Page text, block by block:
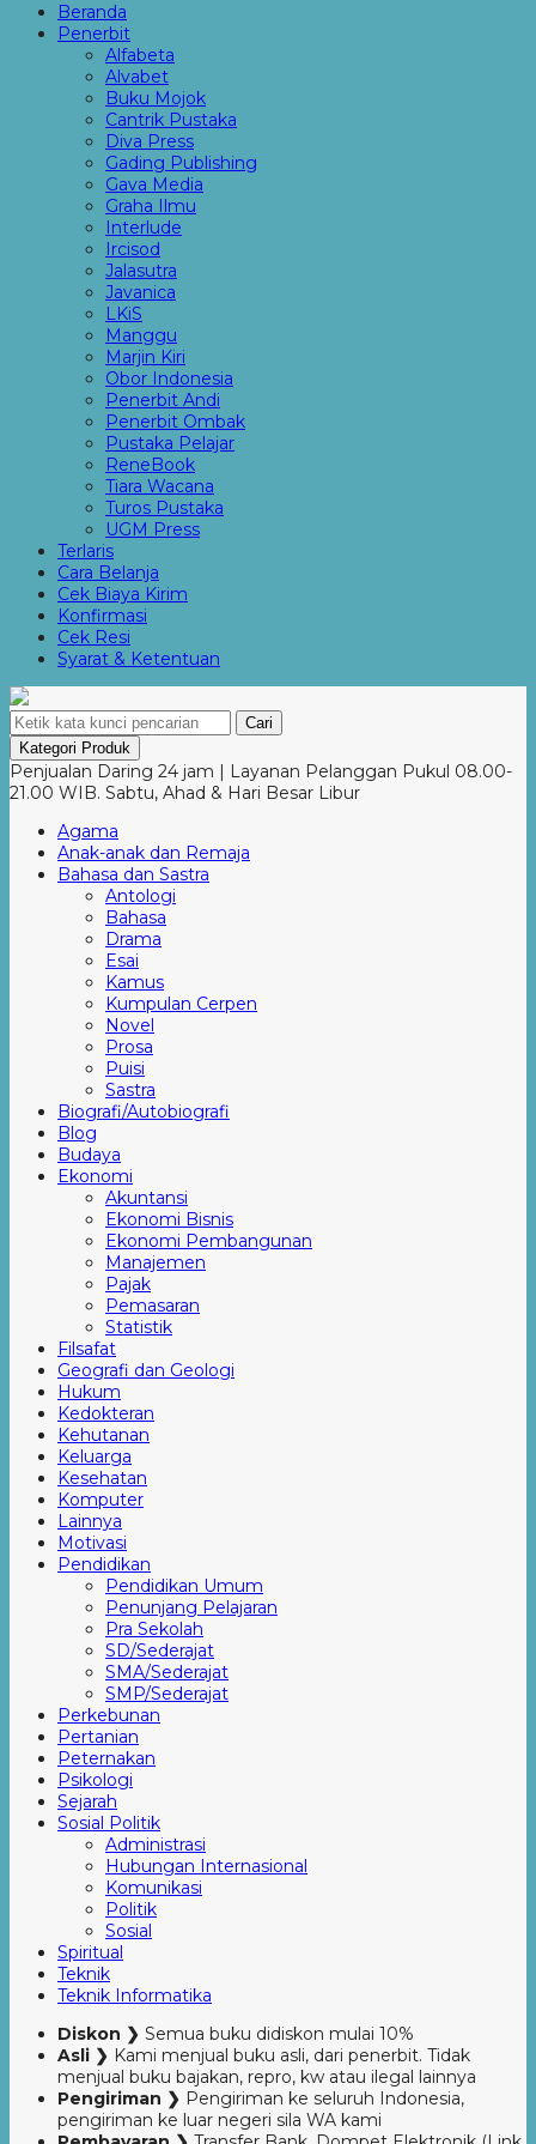
Beranda
Penerbit
Alfabeta
Alvabet
Buku Mojok
Cantrik Pustaka
Diva Press
Gading Publishing
Gava Media
Graha Ilmu
Interlude
Ircisod
Jalasutra
Javanica
LKiS
Manggu
Marjin Kiri
Obor Indonesia
Penerbit Andi
Penerbit Ombak
Pustaka Pelajar
ReneBook
Tiara Wacana
Turos Pustaka
UGM Press
Terlaris
Cara Belanja
Cek Biaya Kirim
Konfirmasi
Cek Resi
Syarat & Ketentuan
Cari
Kategori Produk
Penjualan Daring 24 jam | Layanan Pelanggan Pukul 08.00-
21.00 WIB. Sabtu, Ahad & Hari Besar Libur
Agama
Anak-anak dan Remaja
Bahasa dan Sastra
Antologi
Bahasa
Drama
Esai
Kamus
Kumpulan Cerpen
Novel
Prosa
Puisi
Sastra
Biografi/Autobiografi
Blog
Budaya
Ekonomi
Akuntansi
Ekonomi Bisnis
Ekonomi Pembangunan
Manajemen
Pajak
Pemasaran
Statistik
Filsafat
Geografi dan Geologi
Hukum
Kedokteran
Kehutanan
Keluarga
Kesehatan
Komputer
Lainnya
Motivasi
Pendidikan
Pendidikan Umum
Penunjang Pelajaran
Pra Sekolah
SD/Sederajat
SMA/Sederajat
SMP/Sederajat
Perkebunan
Pertanian
Peternakan
Psikologi
Sejarah
Sosial Politik
Administrasi
Hubungan Internasional
Komunikasi
Politik
Sosial
Spiritual
Teknik
Teknik Informatika
Diskon ❯ Semua buku didiskon mulai 10%
Asli ❯ Kami menjual buku asli, dari penerbit. Tidak
menjual buku bajakan, repro, kw atau ilegal lainnya
Pengiriman ❯ Pengiriman ke seluruh Indonesia,
pengiriman ke luar negeri sila WA kami